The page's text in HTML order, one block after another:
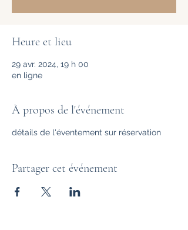
Heure et lieu
29 avr. 2024, 19 h 00
en ligne
À propos de l'événement
détails de l'éventement sur réservation
Partager cet événement